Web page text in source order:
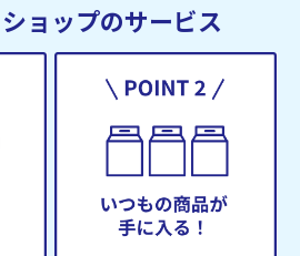
ョップのサービス